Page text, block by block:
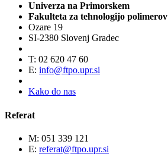
Univerza na Primorskem
Fakulteta za tehnologijo polimerov
Ozare 19
SI-2380 Slovenj Gradec
T: 02 620 47 60
E: info@ftpo.upr.si
Kako do nas
Referat
M: 051 339 121
E: referat@ftpo.upr.si